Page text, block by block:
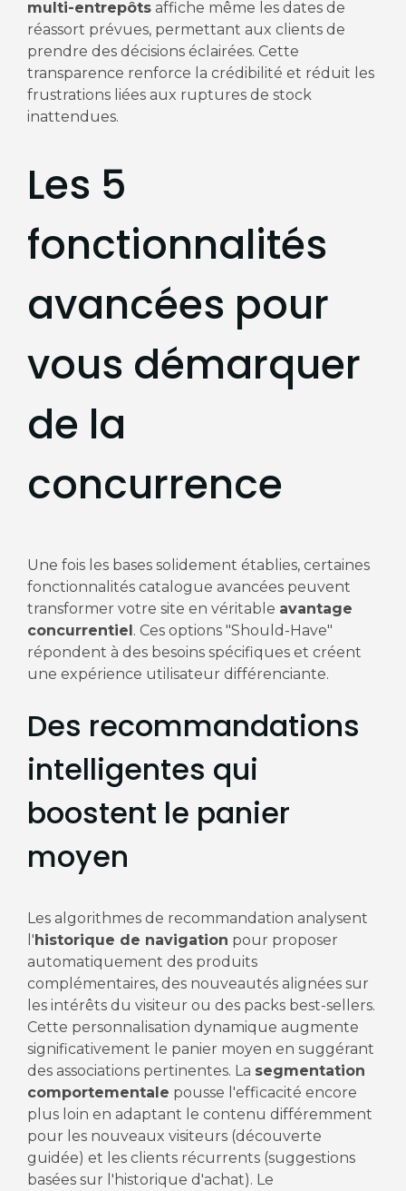
multi-entrepôtsaffiche même les dates de
réassort prévues, permettant aux clients de
prendre des décisions éclairées. Cette
transparence renforce la crédibilité et réduit les
frustrations liées aux ruptures de stock
inattendues.
Les 5
fonctionnalités
avancées pour
vous démarquer
de la
concurrence
Une fois les bases solidement établies, certaines
fonctionnalités catalogue avancées peuvent
transformer votre site en véritable avantage
concurrentiel. Ces options "Should-Have"
répondent à des besoins spécifiques et créent
une expérience utilisateur différenciante.
Des recommandations
intelligentes qui
boostent le panier
moyen
Les algorithmes de recommandation analysent
l'historique de navigation pour proposer
automatiquement des produits
complémentaires, des nouveautés alignées sur
les intérêts du visiteur ou des packs best-sellers.
Cette personnalisation dynamique augmente
significativement le panier moyen en suggérant
des associations pertinentes. La segmentation
comportementale pousse l'efficacité encore
plus loin en adaptant le contenu différemment
pour les nouveaux visiteurs (découverte
guidée) et les clients récurrents (suggestions
basées sur l'historique d'achat). Le